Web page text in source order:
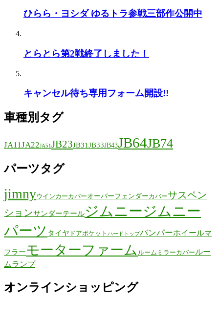
ひらら・ヨシダ ゆるトラ参戦三部作公開中
とらとら第2戦終了しました！
キャンセル待ち専用フォーム開設!!
車種別タグ
JA11JA22JA51 JB23JB31JB33JB43JB64JB74
パーツタグ
jimnyウインカーカバーオーバーフェンダーカバーサスペン
ションサンダーテールジムニージムニー
パーツ タイヤ ドアポケット ハードトップバンパーホイールマ
フラーモーターファーム ルームミラーカバー ルー
ムランプ
オンラインショッピング